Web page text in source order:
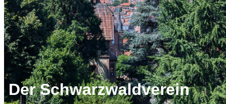
Der Schwarzwaldverein